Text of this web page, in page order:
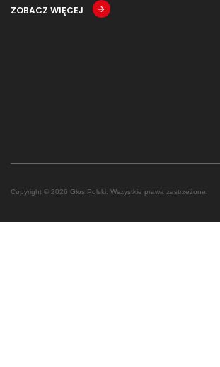
ZOBACZ WIĘCEJ
Copyright © 2026 Głos Polski. Wszystkie prawa zastrzeżone.